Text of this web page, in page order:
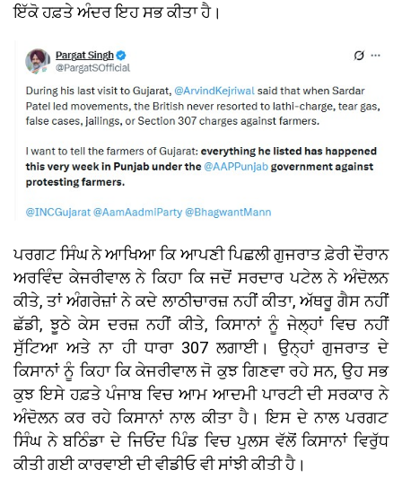
ਇੱਕੋ ਹਫ਼ਤੇ ਅੰਦਰ ਇਹ ਸਭ ਕੀਤਾ ਹੈ।
ਪਰਗਟ ਸਿੰਘ ਨੇ ਆਖਿਆ ਕਿ ਆਪਣੀ ਪਿਛਲੀ ਗੁਜਰਾਤ ਫ਼ੇਰੀ ਦੌਰਾਨ
ਅਰਵਿੰਦ ਕੇਜਰੀਵਾਲ ਨੇ ਕਿਹਾ ਕਿ ਜਦੋਂ ਸਰਦਾਰ ਪਟੇਲ ਨੇ ਅੰਦੋਲਨ
ਕੀਤੇ, ਤਾਂ ਅੰਗਰੇਜ਼ਾਂ ਨੇ ਕਦੇ ਲਾਠੀਚਾਰਜ਼ ਨਹੀਂ ਕੀਤਾ, ਅੱਥਰੂ ਗੈਸ ਨਹੀਂ
ਛੱਡੀ, ਝੂਠੇ ਕੇਸ ਦਰਜ਼ ਨਹੀਂ ਕੀਤੇ, ਕਿਸਾਨਾਂ ਨੂੰ ਜੇਲ੍ਹਾਂ ਵਿਚ ਨਹੀਂ
ਸੁੱਟਿਆ ਅਤੇ ਨਾ ਹੀ ਧਾਰਾ 307 ਲਗਾਈ। ਉਨ੍ਹਾਂ ਗੁਜਰਾਤ ਦੇ
ਕਿਸਾਨਾਂ ਨੂੰ ਕਿਹਾ ਕਿ ਕੇਜਰੀਵਾਲ ਜੋ ਕੁਝ ਗਿਣਵਾ ਰਹੇ ਸਨ, ਉਹ ਸਭ
ਕੁਝ ਇਸੇ ਹਫ਼ਤੇ ਪੰਜਾਬ ਵਿਚ ਆਮ ਆਦਮੀ ਪਾਰਟੀ ਦੀ ਸਰਕਾਰ ਨੇ
ਅੰਦੋਲਨ ਕਰ ਰਹੇ ਕਿਸਾਨਾਂ ਨਾਲ ਕੀਤਾ ਹੈ। ਇਸ ਦੇ ਨਾਲ ਪਰਗਟ
ਸਿੰਘ ਨੇ ਬਠਿੰਡਾ ਦੇ ਜਿਓਂਦ ਪਿੰਡ ਵਿਚ ਪੁਲਸ ਵੱਲੋਂ ਕਿਸਾਨਾਂ ਵਿਰੁੱਧ
ਕੀਤੀ ਗਈ ਕਾਰਵਾਈ ਦੀ ਵੀਡੀਓ ਵੀ ਸਾਂਝੀ ਕੀਤੀ ਹੈ।